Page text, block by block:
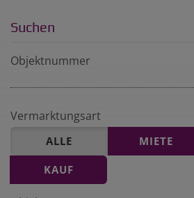
Suchen
Objektnummer
Vermarktungsart
ALLE MIETE
KAUF